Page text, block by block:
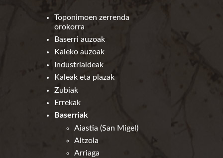
Toponimoen zerrenda
orokorra
Baserri auzoak
Kaleko auzoak
Industrialdeak
Kaleak eta plazak
Zubiak
Errekak
Baserriak
Aiastia (San Migel)
Altzola
Arriaga